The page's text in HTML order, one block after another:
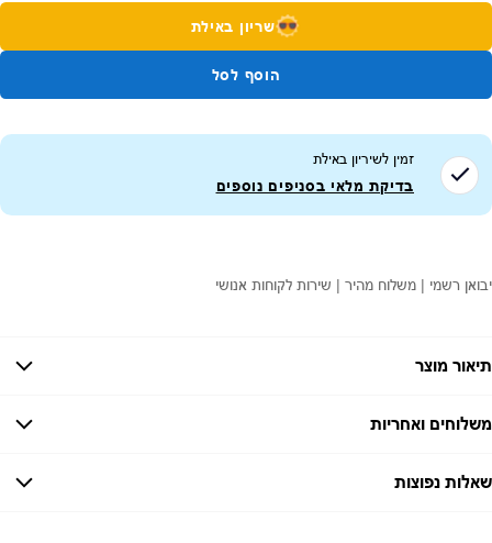
שריון באילת
הוסף לסל
זמין לשיריון באילת
בדיקת מלאי בסניפים נוספים
יבואן רשמי | משלוח מהיר | שירות לקוחות אנושי
תיאור מוצר
משלוחים ואחריות
זמן אספקה: עד 7 ימי עסקים
שאלות נפוצות